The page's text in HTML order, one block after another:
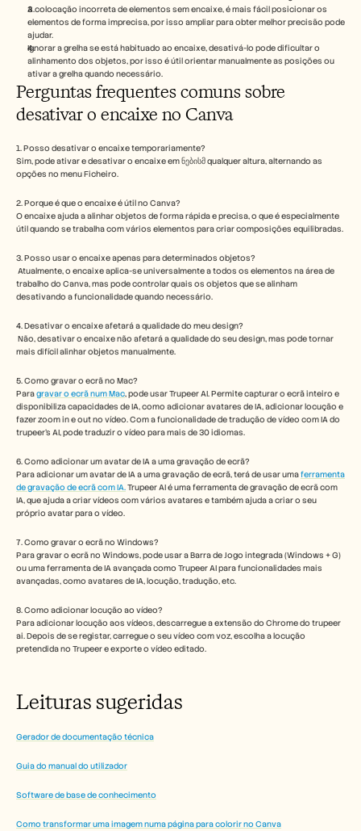
A colocação incorreta de elementos sem encaixe, é mais fácil posicionar os
elementos de forma imprecisa, por isso ampliar para obter melhor precisão pode
ajudar.
Ignorar a grelha se está habituado ao encaixe, desativá-lo pode dificultar o
alinhamento dos objetos, por isso é útil orientar manualmente as posições ou
ativar a grelha quando necessário.
Perguntas frequentes comuns sobre
desativar o encaixe no Canva
1. Posso desativar o encaixe temporariamente?
Sim, pode ativar e desativar o encaixe em ნებისმ qualquer altura, alternando as
opções no menu Ficheiro.
2. Porque é que o encaixe é útil no Canva?
O encaixe ajuda a alinhar objetos de forma rápida e precisa, o que é especialmente
útil quando se trabalha com vários elementos para criar composições equilibradas.
3. Posso usar o encaixe apenas para determinados objetos?
trabalho do Canva, mas pode controlar quais os objetos que se alinham
desativando a funcionalidade quando necessário.
4. Desativar o encaixe afetará a qualidade do meu design?
mais difícil alinhar objetos manualmente.
5. Como gravar o ecrã no Mac?
Para gravar o ecrã num Mac, pode usar Trupeer AI. Permite capturar o ecrã inteiro e
disponibiliza capacidades de IA, como adicionar avatares de IA, adicionar locução e
fazer zoom in e out no vídeo. Com a funcionalidade de tradução de vídeo com IA do
trupeer’s AI, pode traduzir o vídeo para mais de 30 idiomas.
6. Como adicionar um avatar de IA a uma gravação de ecrã?
Para adicionar um avatar de IA a uma gravação de ecrã, terá de usar uma ferramenta
de gravação de ecrã com IA. Trupeer AI é uma ferramenta de gravação de ecrã com
IA, que ajuda a criar vídeos com vários avatares e também ajuda a criar o seu
próprio avatar para o vídeo.
7. Como gravar o ecrã no Windows?
Para gravar o ecrã no Windows, pode usar a Barra de Jogo integrada (Windows + G)
ou uma ferramenta de IA avançada como Trupeer AI para funcionalidades mais
avançadas, como avatares de IA, locução, tradução, etc.
8. Como adicionar locução ao vídeo?
Para adicionar locução aos vídeos, descarregue a extensão do Chrome do trupeer
ai. Depois de se registar, carregue o seu vídeo com voz, escolha a locução
pretendida no Trupeer e exporte o vídeo editado.
Leituras sugeridas
Gerador de documentação técnica
Guia do manual do utilizador
Software de base de conhecimento
Como transformar uma imagem numa página para colorir no Canva